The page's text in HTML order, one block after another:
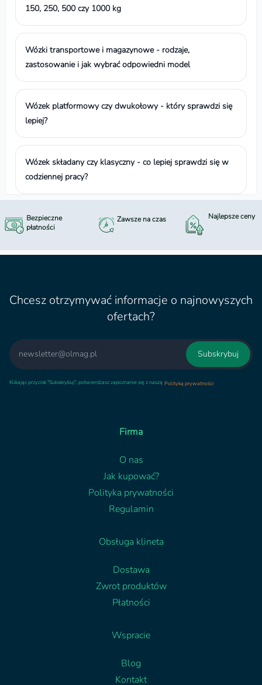
150, 250, 500 czy 1000 kg
Wózki transportowe i magazynowe - rodzaje,
zastosowanie i jak wybrać odpowiedni model
Wózek platformowy czy dwukołowy - który sprawdzi się
lepiej?
Wózek składany czy klasyczny - co lepiej sprawdzi się w
codziennej pracy?
Bezpieczne
płatności
Zawsze na czas Najlepsze ceny
Chcesz otrzymywać informacje o najnowyszych
ofertach?
Email
Subskrybuj
Klikając przycisk "Subskrybuj", potwierdzasz zapoznanie się z naszą Polityką prywatności.
Firma
O nas
Jak kupować?
Polityka prywatności
Regulamin
Obsługa klineta
Dostawa
Zwrot produktów
Płatności
Wspracie
Blog
Kontakt